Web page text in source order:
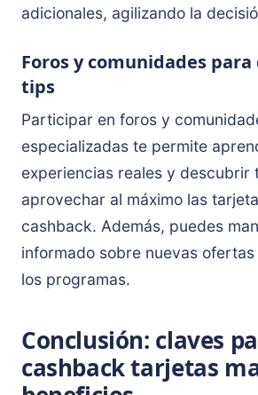
adicionales, agilizando la
Foros y comunidades
tips
Participar en foros y
especializadas te permite
experiencias reales y descubrir
aprovechar al máximo las
cashback. Además, puedes
informado sobre nuevas
los programas.
Conclusión: claves
cashback tarjetas